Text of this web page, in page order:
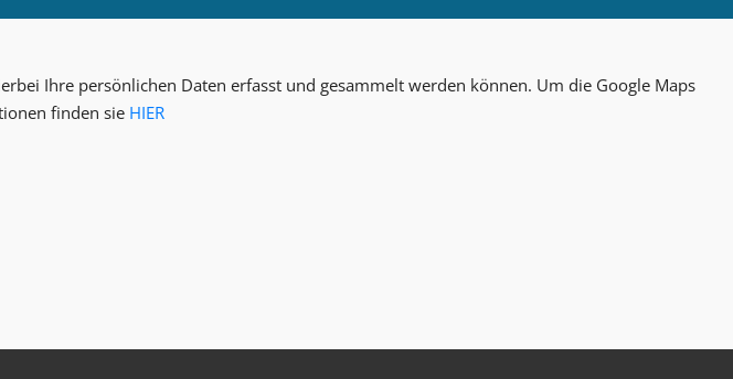
Ihre persönlichen Daten erfasst und gesammelt werden können. Um die Google Maps
finden sie HIER